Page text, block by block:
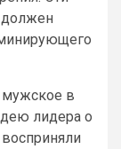
должен
мужское в
лидера о